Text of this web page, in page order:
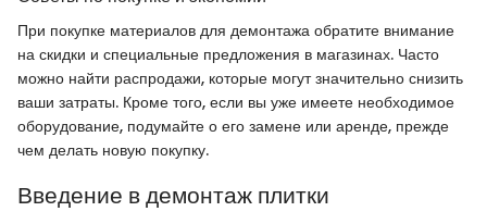
При покупке материалов для демонтажа обратите внимание
на скидки и специальные предложения в магазинах. Часто
можно найти распродажи, которые могут значительно снизить
ваши затраты. Кроме того, если вы уже имеете необходимое
оборудование, подумайте о его замене или аренде, прежде
чем делать новую покупку.
Введение в демонтаж плитки